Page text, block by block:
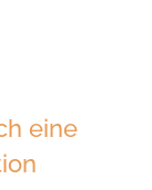
eine